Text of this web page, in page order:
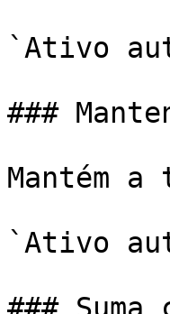
`Ativo
###
Mantém
`Ativo